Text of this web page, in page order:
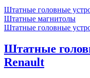
Штатные головные
Штатные магнитолы
Штатные головные
Штатные
Renault